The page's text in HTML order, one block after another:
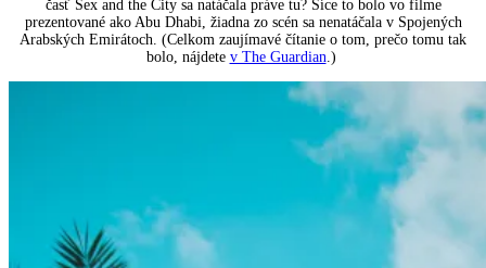
časť Sex and the City sa natáčala práve tu? Síce to bolo vo filme
prezentované ako Abu Dhabi, žiadna zo scén sa nenatáčala v Spojených
Arabských Emirátoch. (Celkom zaujímavé čítanie o tom, prečo tomu tak
bolo, nájdete v The Guardian.)